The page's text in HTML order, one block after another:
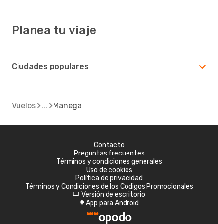
Planea tu viaje
Ciudades populares
Vuelos Manega
Contacto
Preguntas frecuentes
Términos y condiciones generales
Uso de cookies
Política de privacidad
Términos y Condiciones de los Códigos Promocionales
d Versión de escritorio
A App para Android